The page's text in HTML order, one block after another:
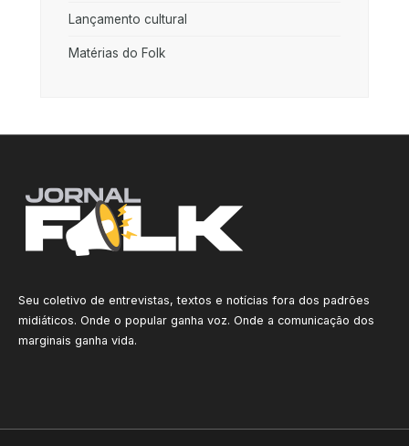
Lançamento cultural
Matérias do Folk
Seu coletivo de entrevistas, textos e notícias fora dos padrões
midiáticos. Onde o popular ganha voz. Onde a comunicação dos
marginais ganha vida.